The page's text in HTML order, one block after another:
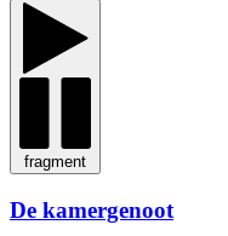
fragment
De kamergenoot